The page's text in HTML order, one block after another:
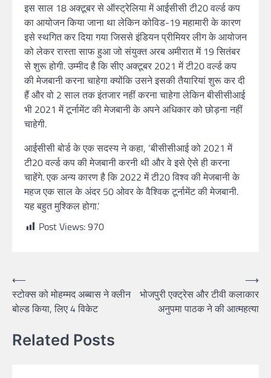
इस साल 18 अक्टूबर से ऑस्ट्रेलिया में आईसीसी टी20 वर्ल्ड कप
का आयोजन किया जाना था लेकिन कोविड-19 महामारी के कारण
इसे स्थगित कर दिया गया जिससे इंडियन प्रीमियर लीग के आयोजन
को लेकर रास्ता साफ हुआ जो संयुक्त अरब अमीरात में 19 सितंबर
से शुरू होगी. उम्मीद है कि सीए अक्टूबर 2021 में टी20 वर्ल्ड कप
की मेजबानी करना चाहेगा क्योंकि उसने इसकी तैयारियां शुरू कर दी
हैं और वो 2 साल तक इंतजार नहीं करना चाहेगा लेकिन बीसीसीआई
भी 2021 में टूर्नामेंट की मेजबानी के अपने अधिकार को छोड़ना नहीं
चाहेगी.
आईसीसी बोर्ड के एक सदस्य ने कहा, ‘बीसीसीआई को 2021 में
टी20 वर्ल्ड कप की मेजबानी करनी थी और वे इसे ऐसे ही करना
चाहेंगे. एक अन्य कारण है कि 2022 में टी20 विश्व की मेजबानी के
महज एक साल के अंदर 50 ओवर के वैश्विक टूर्नामेंट की मेजबानी.
यह बहुत मुश्किल होगा.’
Post Views:970
⟵
स्टोक्स को मोहम्मद अब्बास ने क्लीन
बोल्ड किया, लिए 4 विकेट
भोजपुरी एक्ट्रेस और टीवी कलाकार
अनुपमा पाठक ने की आत्महत्या
⟶
Related Posts